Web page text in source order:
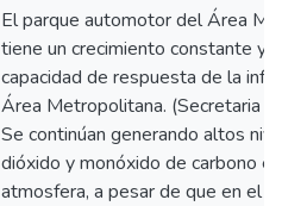
El parque automotor del Área
tiene un crecimiento constante y
capacidad de respuesta de la
Área Metropolitana. (Secretaria
Se continúan generando altos
dióxido y monóxido de carbono
atmosfera, a pesar de que en el